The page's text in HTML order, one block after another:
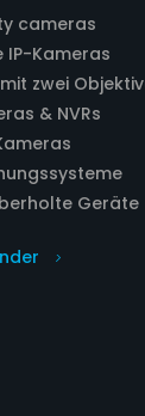
cameras
IP-Kameras
zwei
& NVRs
Geräte